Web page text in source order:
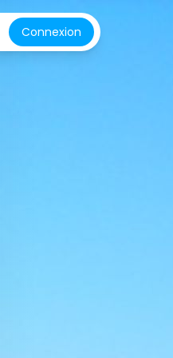
Connexion